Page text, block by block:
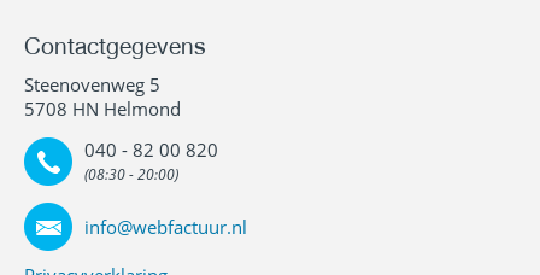
Contactgegevens
Steenovenweg 5
5708 HN Helmond
040 - 82 00 820
(08:30 - 20:00)
info@webfactuur.nl